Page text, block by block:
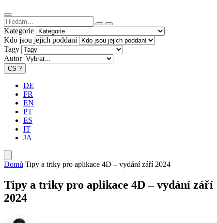
Kategorie
Kdo jsou jejich poddaní
Tagy
Autor
CS ?
DE
FR
EN
PT
ES
IT
JA
Domů Tipy a triky pro aplikace 4D – vydání září 2024
Tipy a triky pro aplikace 4D – vydání září
2024